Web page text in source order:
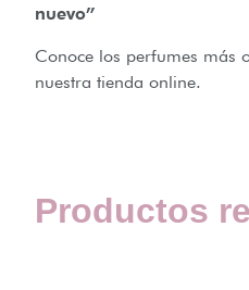
nuevo”
Conoce los perfumes más
nuestra tienda online.
Productos